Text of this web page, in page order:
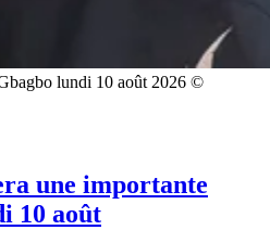
lundi 10 août 2026 ©
une importante
10 août